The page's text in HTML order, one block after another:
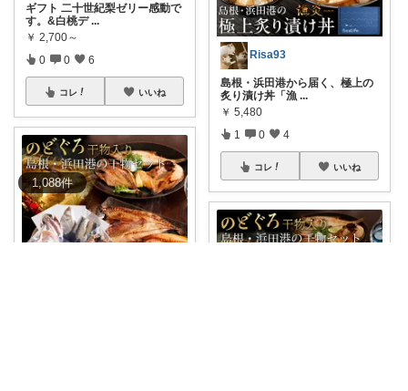
1,088件
ギフト 二十世紀梨ゼリー感動で
す。&白桃デ ...
￥ 2,700～
0 0 6
コレ いいね
Risa93
島根・浜田港から届く、極上の
炙り漬け丼「漁 ...
￥ 5,480
1 0 4
コレ いいね